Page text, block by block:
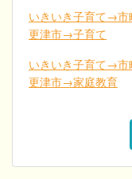
いきいき子育て→
更津市→子育て
いきいき子育て→
更津市→家庭教育